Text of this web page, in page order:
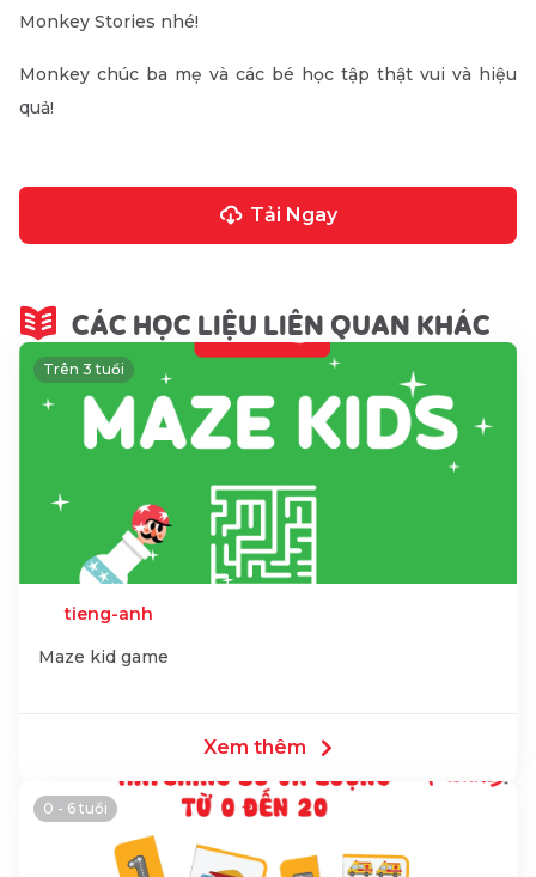
Monkey Stories nhé!
Monkey chúc ba mẹ và các bé học tập thật vui và hiệu
quả!
Tải Ngay
CÁC HỌC LIỆU LIÊN QUAN KHÁC
Trên 3 tuổi
tieng-anh
Maze kid game
Xem thêm
0 - 6 tuổi